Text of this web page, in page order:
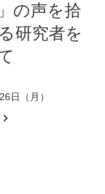
の声を拾
研究者を
日（月）